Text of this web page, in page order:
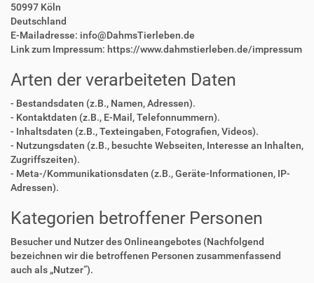
50997 Köln
Deutschland
E-Mailadresse: info@DahmsTierleben.de
Link zum Impressum: https://www.dahmstierleben.de/impressum
Arten der verarbeiteten Daten
- Bestandsdaten (z.B., Namen, Adressen).
- Kontaktdaten (z.B., E-Mail, Telefonnummern).
- Inhaltsdaten (z.B., Texteingaben, Fotografien, Videos).
- Nutzungsdaten (z.B., besuchte Webseiten, Interesse an Inhalten,
Zugriffszeiten).
- Meta-/Kommunikationsdaten (z.B., Geräte-Informationen, IP-
Adressen).
Kategorien betroffener Personen
Besucher und Nutzer des Onlineangebotes (Nachfolgend
bezeichnen wir die betroffenen Personen zusammenfassend
auch als „Nutzer“).